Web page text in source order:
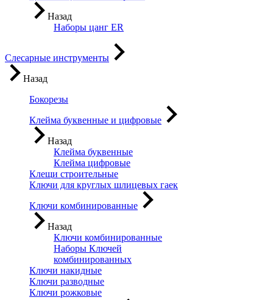
Назад
Наборы цанг ER
Слесарные инструменты
Назад
Бокорезы
Клейма буквенные и цифровые
Назад
Клейма буквенные
Клейма цифровые
Клещи строительные
Ключи для круглых шлицевых гаек
Ключи комбинированные
Назад
Ключи комбинированные
Наборы Ключей
комбинированных
Ключи накидные
Ключи разводные
Ключи рожковые